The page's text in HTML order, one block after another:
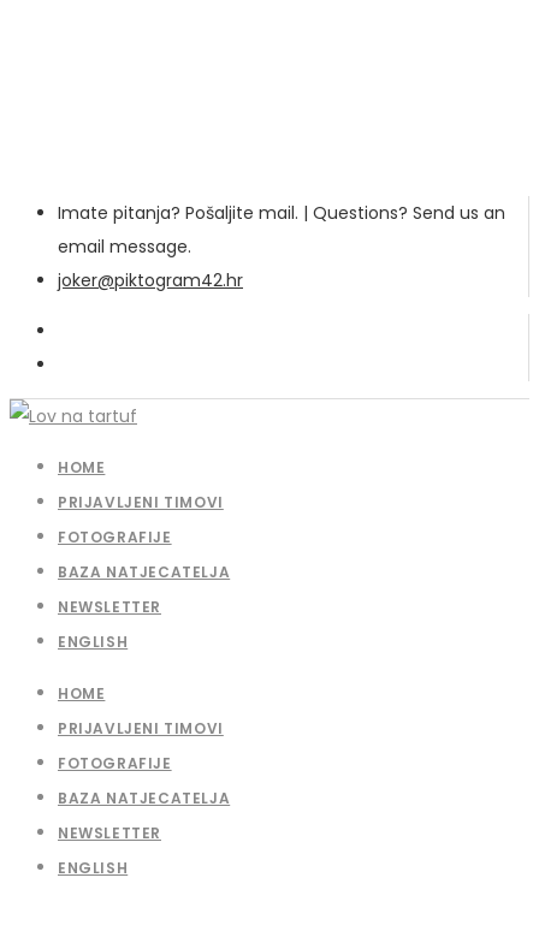
Imate pitanja? Pošaljite mail. | Questions? Send us an
email message.
joker@piktogram42.hr
HOME
PRIJAVLJENI TIMOVI
FOTOGRAFIJE
BAZA NATJECATELJA
NEWSLETTER
ENGLISH
HOME
PRIJAVLJENI TIMOVI
FOTOGRAFIJE
BAZA NATJECATELJA
NEWSLETTER
ENGLISH